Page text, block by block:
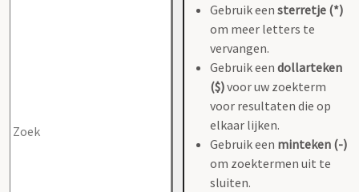
Gebruik een sterretje (*)
om meer letters te
vervangen.
Gebruik een dollarteken
($)voor uw zoekterm
voor resultaten die op
elkaar lijken.
Gebruik een minteken (-)
om zoektermen uit te
sluiten.